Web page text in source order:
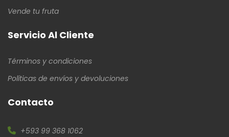
Vende tu fruta
Servicio Al Cliente
Términos y condiciones
Políticas de envíos y devoluciones
Contacto
+593 99 368 1062